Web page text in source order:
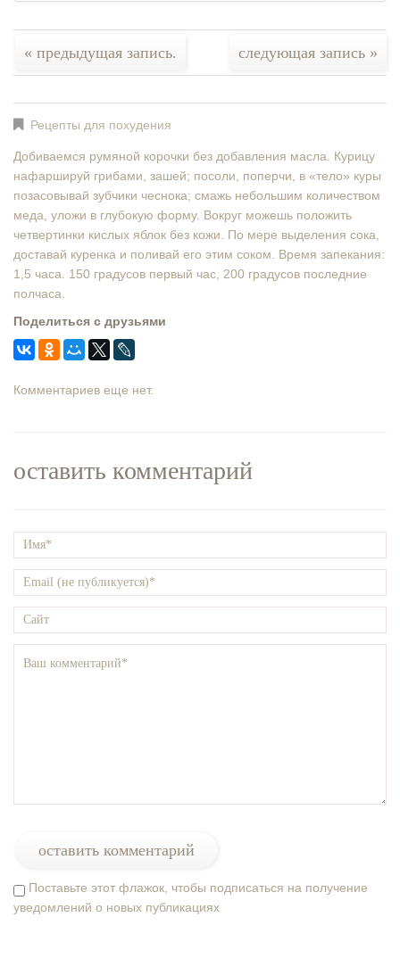
« предыдущая запись. следующая запись »
Рецепты для похудения
Добиваемся румяной корочки без добавления масла. Курицу
нафаршируй грибами, зашей; посоли, поперчи, в «тело» куры
позасовывай зубчики чеснока; смажь небольшим количеством
меда, уложи в глубокую форму. Вокруг можешь положить
четвертинки кислых яблок без кожи. По мере выделения сока,
доставай куренка и поливай его этим соком. Время запекания:
1,5 часа. 150 градусов первый час, 200 градусов последние
полчаса.
Поделиться с друзьями
Комментариев еще нет.
оставить комментарий
Поставьте этот флажок, чтобы подписаться на получение
уведомлений о новых публикациях